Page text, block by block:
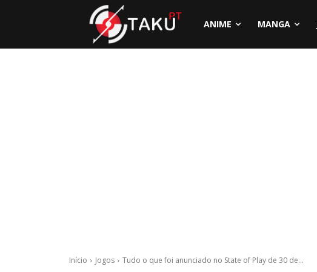
ANIME MANGA
Início Jogos Tudo o que foi anunciado no State of Play de 30 de...